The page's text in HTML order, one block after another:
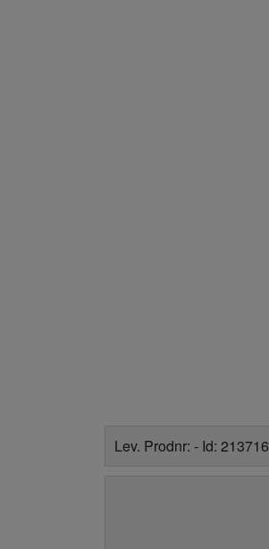
Lev. Prodnr: - Id: 213716